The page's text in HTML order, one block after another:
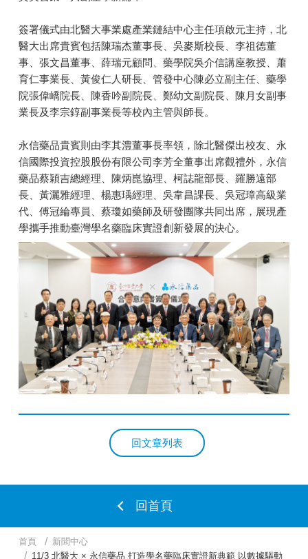
簽署儀式由北醫大事業處產業鏈結中心主任項啟元主持，北
醫大出席貴賓包括陳瑞杰董事長、吳麥斯校長、李祖德董
事、張文昌董事、薛瑞元顧問、藥學院吳介信講座教授、蕭
育仁事業長、黃俊仁人研長、管發中心陳必立副主任、藥學
院張偉嶠院長、陳香吟副院長、鄭幼文副院長、陳月女副事
業長及李宗錞副事業長等校內主管與師長。
永信藥品貴賓則由李其澧董事長率領，除北醫傑出校友、永
信國際投資控股股份有限公司李芳全董事出席觀禮外，永信
藥品蔡穎吉總經理、陳炳崑協理、柯誌龍部長、羅勝遠部
長、黃灑雅經理、楊惠瑀經理、吳韋昌課長、吳冠璋高級業
代、傅冠綸專員、蔡瓊如藥師及研發團隊共同出席，展現產
學攜手推動臺灣學名藥臨床實證創新發展的決心。
回文章列表
回首頁
首頁
新聞中心
11/3 北醫大 × 永信藥品 打造學名藥臨床實證新典範 以數據驅動